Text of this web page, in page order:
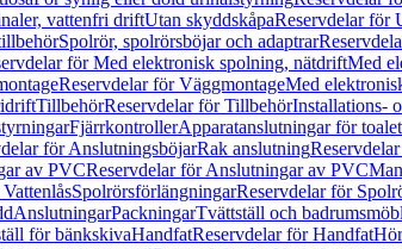
vattenfri driftUtan skyddskåpaReservdelar för
Spolrör, spolrörsböjar och adaptrar
för Med elektronisk spolning, nätdriftMed
Reservdelar för VäggmontageMed
TillbehörReservdelar för TillbehörInstallations-
FjärrkontrollerApparatanslutningar för
för AnslutningsböjarRak anslutning
av PVCReservdelar för Anslutningar av PVC
SpolrörsförlängningarReservdelar för
AnslutningarPackningarTvättställ och
för bänkskivaHandfatReservdelar för Handfat